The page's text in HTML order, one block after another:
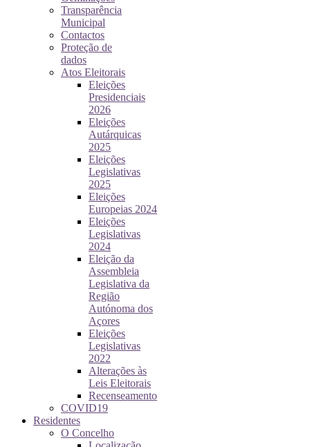
Transparência
Municipal
Contactos
Proteção de
dados
Atos Eleitorais
Eleições
Presidenciais
2026
Eleições
Autárquicas
2025
Eleições
Legislativas
2025
Eleições
Europeias 2024
Eleições
Legislativas
2024
Eleição da
Assembleia
Legislativa da
Região
Autónoma dos
Açores
Eleições
Legislativas
2022
Alterações às
Leis Eleitorais
Recenseamento
COVID19
Residentes
O Concelho